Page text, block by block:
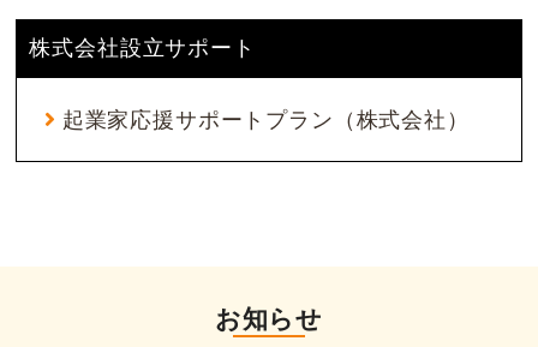
株式会社設立サポート
起業家応援サポートプラン（株式会社）
お知らせ